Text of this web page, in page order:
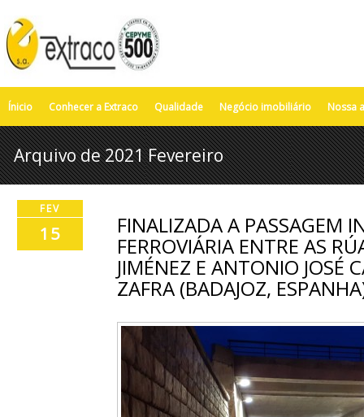
Ínicio Conhecer a Extraco Qualidade Negócio imobiliário Nossa
Arquivo de 2021 Fevereiro
FEV
15 FINALIZADA A PASSAGEM
FERROVIÁRIA ENTRE AS
JIMÉNEZ E ANTONIO JOSÉ
ZAFRA (BADAJOZ,